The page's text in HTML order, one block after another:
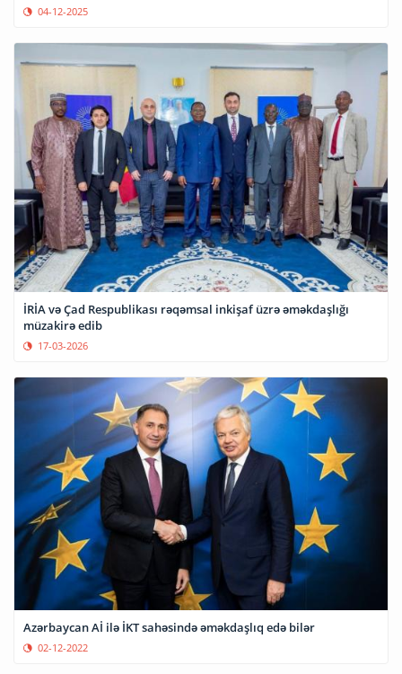
04-12-2025
İRİA və Çad Respublikası rəqəmsal inkişaf üzrə əməkdaşlığı
müzakirə edib
17-03-2026
Azərbaycan Aİ ilə İKT sahəsində əməkdaşlıq edə bilər
02-12-2022